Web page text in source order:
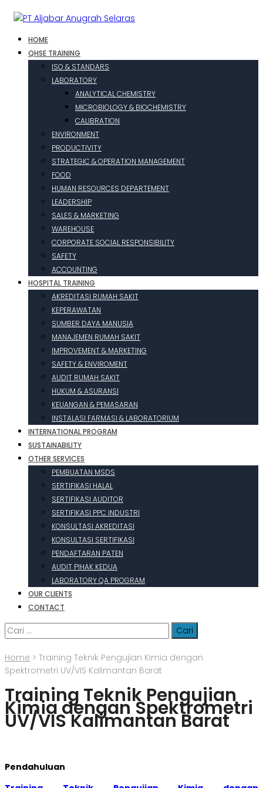
HOME
QHSE TRAINING
ISO & STANDARS
LABORATORY
ANALYTICAL CHEMISTRY
MICROBIOLOGY & BIOCHEMISTRY
CALIBRATION
ENVIRONMENT
PRODUCTIVITY
STRATEGIC & OPERATION MANAGEMENT
FOOD
HUMAN RESOURCES DEPARTEMENT
LEADERSHIP
SALES & MARKETING
WAREHOUSE
CORPORATE SOCIAL RESPONSIBILITY
SAFETY
ACCOUNTING
HOSPITAL TRAINING
AKREDITASI RUMAH SAKIT
KEPERAWATAN
SUMBER DAYA MANUSIA
MANAJEMEN RUMAH SAKIT
IMPROVEMENT & MARKETING
SAFETY & ENVIROMENT
AUDIT RUMAH SAKIT
HUKUM & ASURANSI
KEUANGAN & PEMASARAN
INSTALASI FARMASI & LABORATORIUM
INTERNATIONAL PROGRAM
SUSTAINABILITY
OTHER SERVICES
PEMBUATAN MSDS
SERTIFIKASI HALAL
SERTIFIKASI AUDITOR
SERTIFIKASI PPC INDUSTRI
KONSULTASI AKREDITASI
KONSULTASI SERTIFIKASI
PENDAFTARAN PATEN
AUDIT PIHAK KEDUA
LABORATORY QA PROGRAM
OUR CLIENTS
CONTACT
Cari
untuk:
Home > Training Teknik Pengujian Kimia dengan
Spektrometri UV/VIS Kalimantan Barat
Training Teknik Pengujian
Kimia dengan Spektrometri
UV/VIS Kalimantan Barat
Pendahuluan